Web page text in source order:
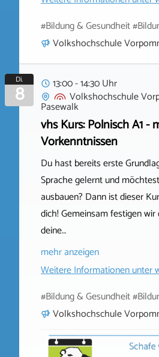
#Bildung & Gesundheit
Volkshochschule
Di.
8
13:00 - 14:30 Uhr
Volkshochschule
Pasewalk
vhs Kurs: Polnisch A1 -
Vorkenntnissen
Du hast bereits erste
Sprache gelernt und
ausbauen? Dann ist dieser
dich! Gemeinsam festigen
deine…
mehr anzeigen
Weitere Informationen unter
#Bildung & Gesundheit
Volkshochschule